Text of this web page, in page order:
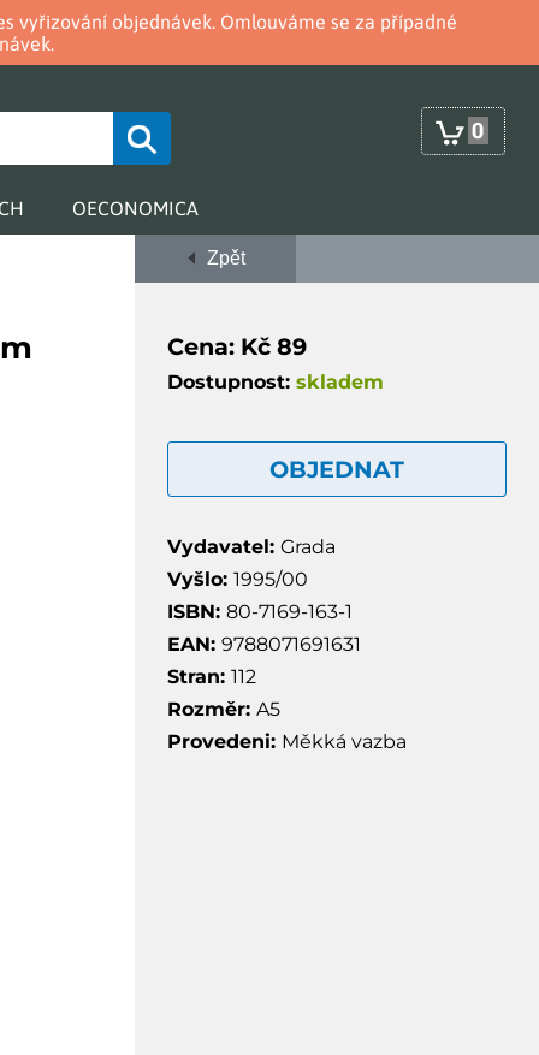
vyřizování objednávek. Omlouváme se za případné
0
OECONOMICA
Zpět
Cena: Kč 89
Dostupnost: skladem
OBJEDNAT
Vydavatel: Grada
Vyšlo: 1995/00
ISBN: 80-7169-163-1
EAN: 9788071691631
Stran: 112
Rozměr: A5
Provedeni: Měkká vazba